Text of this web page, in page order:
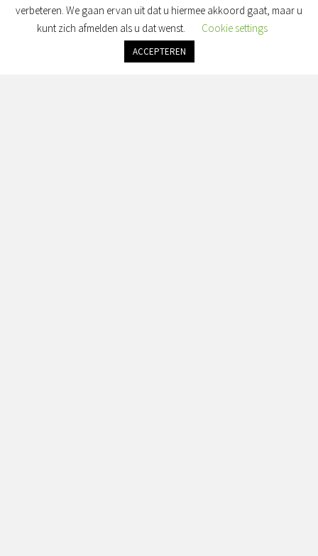
verbeteren. We gaan ervan uit dat u hiermee akkoord gaat, maar u
kunt zich afmelden als u dat wenst.
Cookie settings
ACCEPTEREN